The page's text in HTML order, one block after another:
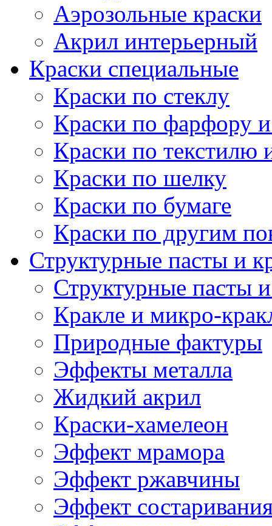
Аэрозольные краски
Акрил интерьерный
Краски специальные
Краски по стеклу
Краски по фарфору
Краски по текстилю
Краски по шелку
Краски по бумаге
Краски по другим
Структурные пасты и
Структурные пасты
Кракле и микро-
Природные фактуры
Эффекты металла
Жидкий акрил
Краски-хамелеон
Эффект мрамора
Эффект ржавчины
Эффект